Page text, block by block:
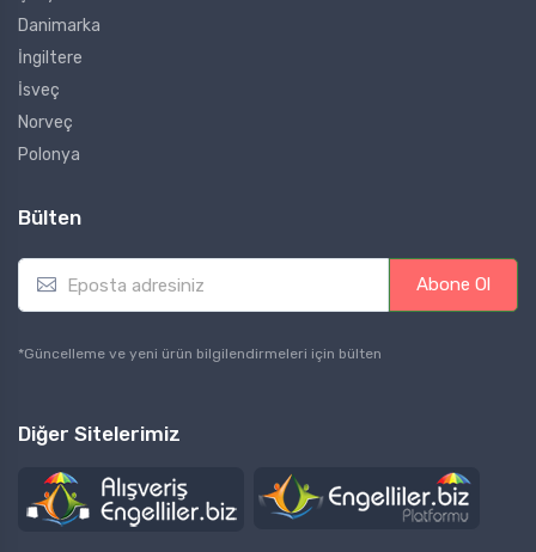
Danimarka
İngiltere
İsveç
Norveç
Polonya
Bülten
E
a
l
Abone Ol
*Güncelleme ve yeni ürün bilgilendirmeleri için bülten
Diğer Sitelerimiz